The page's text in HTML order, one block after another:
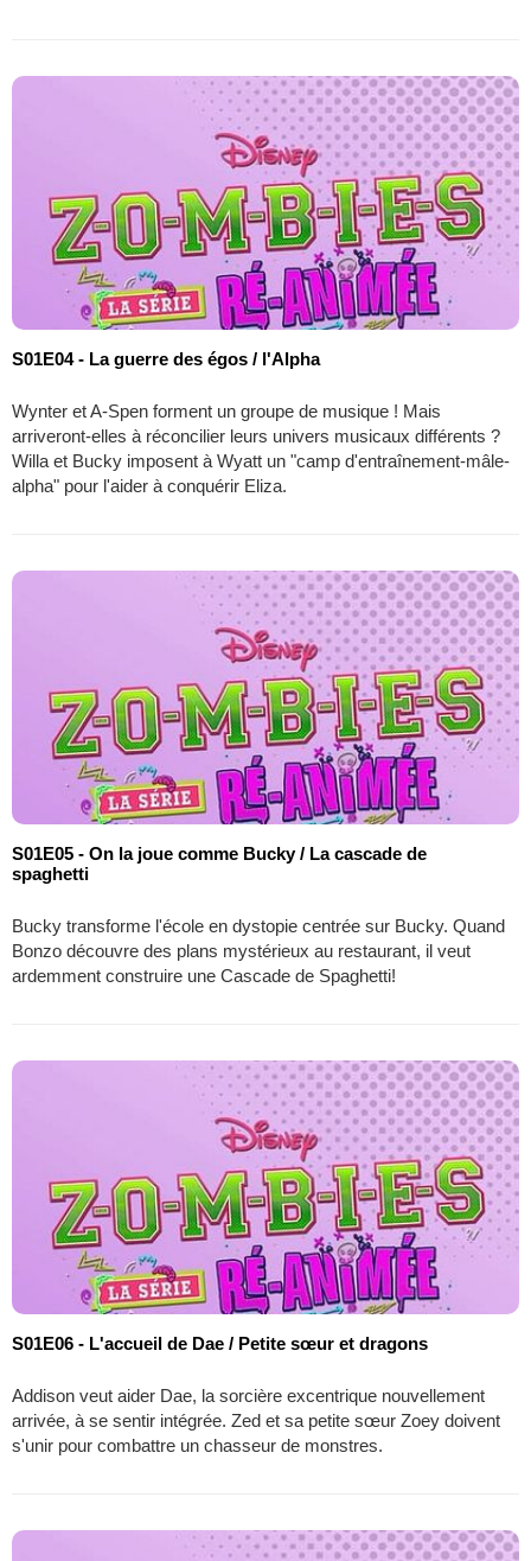
S01E04 - La guerre des égos / l'Alpha
Wynter et A-Spen forment un groupe de musique ! Mais
arriveront-elles à réconcilier leurs univers musicaux différents ?
Willa et Bucky imposent à Wyatt un "camp d'entraînement-mâle-
alpha" pour l'aider à conquérir Eliza.
S01E05 - On la joue comme Bucky / La cascade de
spaghetti
Bucky transforme l'école en dystopie centrée sur Bucky. Quand
Bonzo découvre des plans mystérieux au restaurant, il veut
ardemment construire une Cascade de Spaghetti!
S01E06 - L'accueil de Dae / Petite sœur et dragons
Addison veut aider Dae, la sorcière excentrique nouvellement
arrivée, à se sentir intégrée. Zed et sa petite sœur Zoey doivent
s'unir pour combattre un chasseur de monstres.